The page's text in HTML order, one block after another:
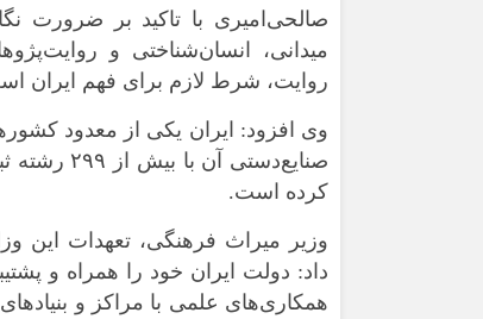
صالحی‌امیری با تاکید بر ضرورت
میدانی، انسان‌شناختی و
روایت، شرط لازم برای فهم ایران
وی افزود: ایران یکی از معدود
کرده است.
وزیر میراث فرهنگی، تعهدات این
داد: دولت ایران خود را همراه و
همکاری‌های علمی با مراکز و